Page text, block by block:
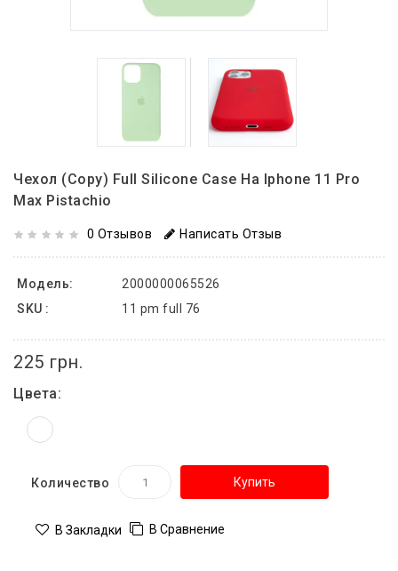
Чехол (copy) Full Silicone Case На Iphone 11 Pro
Max Pistachio
0 Отзывов Написать Отзыв
Модель:
2000000065526
SKU :
11 pm full 76
225 грн.
Цвета:
Количество Купить
В Закладки В Сравнение